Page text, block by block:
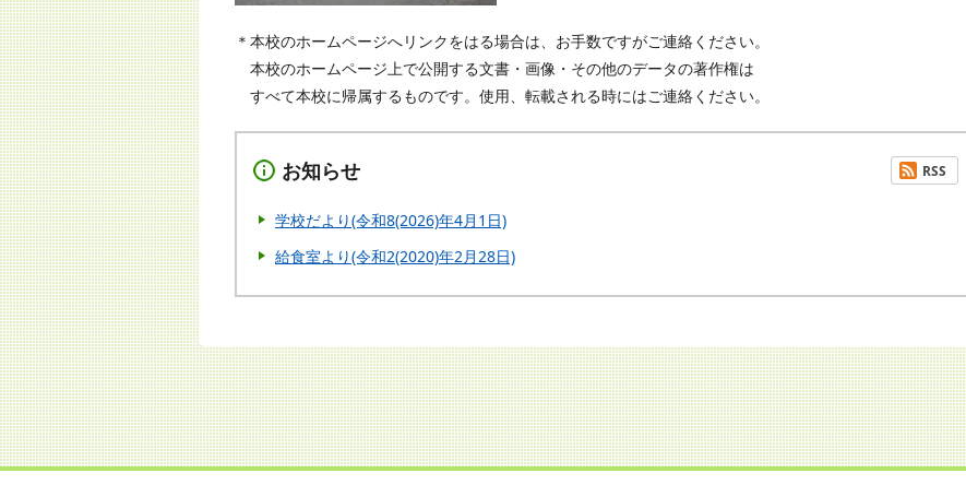
＊本校のホームページへリンクをはる場合は、お手数ですがご連絡ください。
本校のホームページ上で公開する文書・画像・その他のデータの著作権は
すべて本校に帰属するものです。使用、転載される時にはご連絡ください。
お知らせ RSS
学校だより(令和8(2026)年4月1日)
給食室より(令和2(2020)年2月28日)